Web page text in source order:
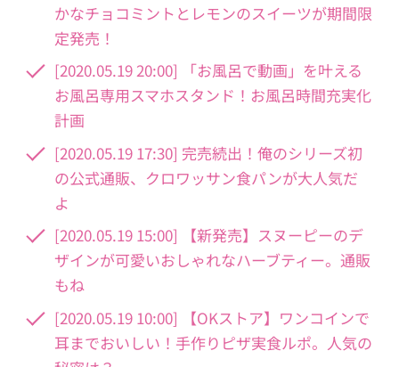
かなチョコミントとレモンのスイーツが期間限
定発売！
[2020.05.19 20:00] 「お風呂で動画」を叶える
お風呂専用スマホスタンド！お風呂時間充実化
計画
[2020.05.19 17:30] 完売続出！俺のシリーズ初
の公式通販、クロワッサン食パンが大人気だ
よ
[2020.05.19 15:00] 【新発売】スヌーピーのデ
ザインが可愛いおしゃれなハーブティー。通販
もね
[2020.05.19 10:00] 【OKストア】ワンコインで
耳までおいしい！手作りピザ実食ルポ。人気の